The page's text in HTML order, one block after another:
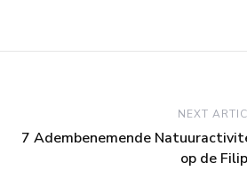
NEXT
7 Adembenemende
op de